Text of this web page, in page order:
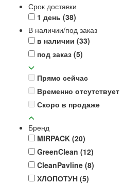
Срок доставки
1 день (38)
В наличии/под заказ
в наличии (33)
под заказ (5)
Прямо сейчас
Временно отсутствует
Скоро в продаже
Бренд
MIRPACK (20)
GreenClean (12)
CleanPavline (8)
ХЛОПОТУН (5)